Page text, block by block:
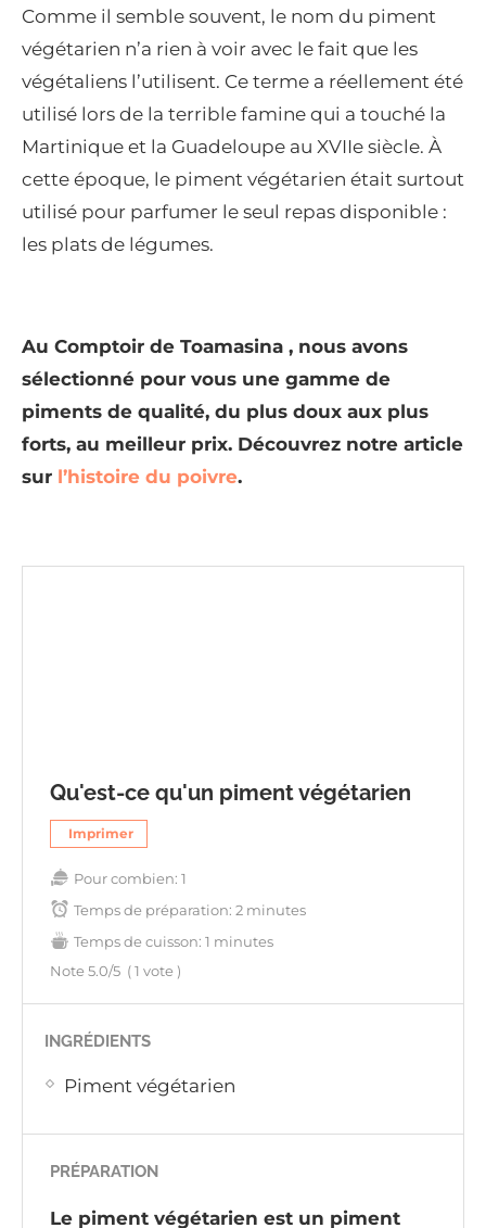
Comme il semble souvent, le nom du piment
végétarien n’a rien à voir avec le fait que les
végétaliens l’utilisent. Ce terme a réellement été
utilisé lors de la terrible famine qui a touché la
Martinique et la Guadeloupe au XVIIe siècle. À
cette époque, le piment végétarien était surtout
utilisé pour parfumer le seul repas disponible :
les plats de légumes.
Au Comptoir de Toamasina , nous avons
sélectionné pour vous une gamme de
piments de qualité, du plus doux aux plus
forts, au meilleur prix. Découvrez notre article
sur l’histoire du poivre.
Qu'est-ce qu'un piment végétarien
Imprimer
Pour combien: 1
Temps de préparation: 2 minutes
Temps de cuisson: 1 minutes
Note 5.0/5 (1 vote )
INGRÉDIENTS
Piment végétarien
PRÉPARATION
Le piment végétarien est un piment